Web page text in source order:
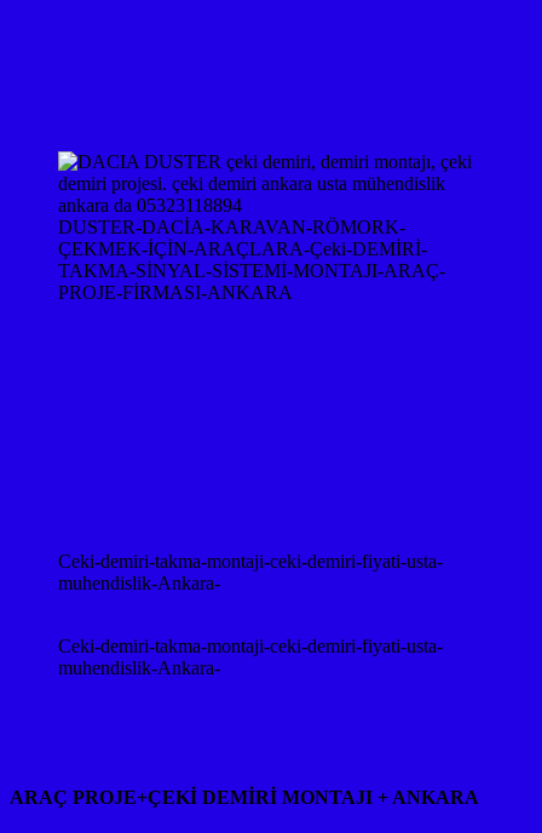
DUSTER-DACİA-KARAVAN-RÖMORK-
ÇEKMEK-İÇİN-ARAÇLARA-Çeki-DEMİRİ-
TAKMA-SİNYAL-SİSTEMİ-MONTAJI-ARAÇ-
PROJE-FİRMASI-ANKARA
Ceki-demiri-takma-montaji-ceki-demiri-fiyati-usta-
muhendislik-Ankara-
Ceki-demiri-takma-montaji-ceki-demiri-fiyati-usta-
muhendislik-Ankara-
ARAÇ PROJE+ÇEKİ DEMİRİ MONTAJI + ANKARA